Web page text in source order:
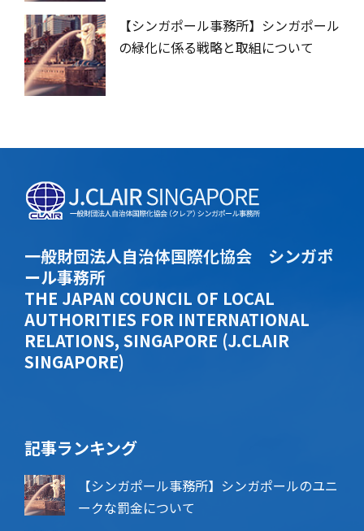
【シンガポール事務所】シンガポール
の緑化に係る戦略と取組について
一般財団法人自治体国際化協会 シンガポ
ール事務所
THE JAPAN COUNCIL OF LOCAL
AUTHORITIES FOR INTERNATIONAL
RELATIONS, SINGAPORE (J.CLAIR
SINGAPORE)
記事ランキング
【シンガポール事務所】シンガポールのユニ
ークな罰金について